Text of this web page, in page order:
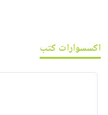
اكسسوارات كتب